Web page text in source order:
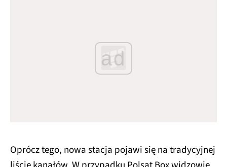
ad
Oprócz tego, nowa stacja pojawi się na tradycyjnej